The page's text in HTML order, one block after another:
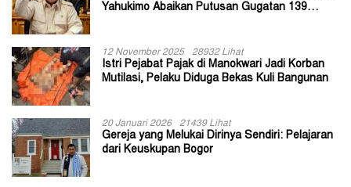
Yahukimo Abaikan Putusan Gugatan 139
12 November 2025 28932 Lihat
Istri Pejabat Pajak di Manokwari Jadi Korban
Mutilasi, Pelaku Diduga Bekas Kuli Bangunan
20 Januari 2026 21439 Lihat
Gereja yang Melukai Dirinya Sendiri: Pelajaran
dari Keuskupan Bogor